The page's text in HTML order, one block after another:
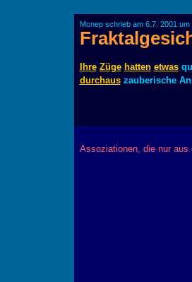
Mcnep schrieb am 6.7. 2001
Ihre Züge hatten etwas
durchauszauberische
Assoziationen, die nur